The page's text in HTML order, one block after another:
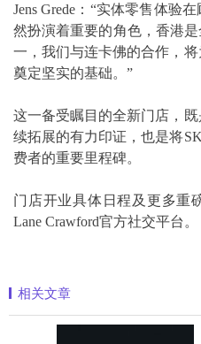
Jens Grede：“实体零售体验
然扮演着重要的角色，香港
一，我们与连卡佛的合作，
奠定坚实的基础。”
这一备受瞩目的全新门店，
续拓展的有力印证，也是将
费者的重要里程碑。
门店开业具体日程及更多重
Lane Crawford官方社交平台。
相关文章